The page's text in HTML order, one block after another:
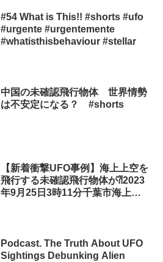
#54 What is This!! #shorts #ufo
#urgente #urgentemente
#whatisthisbehaviour #stellar
中国の未確認飛行物体 世界情勢
は不安定になる？ #shorts
【新着衝撃UFO事例】海上上空を
飛行する未確認飛行物体が⁈2023
年9月25日3時11分千葉市海上上
Podcast. The Truth About UFO
Sightings Debunking Alien